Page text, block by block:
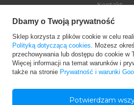
Kontakt
Moje
Dołącz do
Dbamy o Twoją prywatność
Sklep korzysta z plików cookie w celu
Polityką dotyczącą cookies. Możesz
przechowywania lub dostępu do cookie w
Więcej informacji na temat warunków i
także na stronie Prywatność i warunki
Potwierdzam